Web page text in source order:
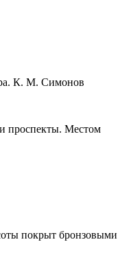
К. М. Симонов
проспекты. Местом
покрыт бронзовыми